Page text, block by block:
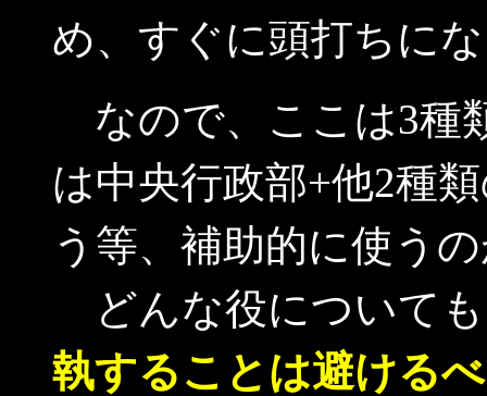
め、すぐに頭打ちに
なので、ここは3種
は中央行政部+他2種
う等、補助的に使う
どんな役について
執することは避ける